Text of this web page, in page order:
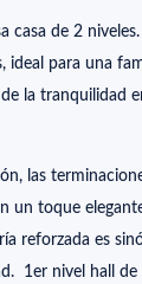
casa de 2
ideal para una
la tranquilidad
las
un toque
reforzada es
1er nivel hall de